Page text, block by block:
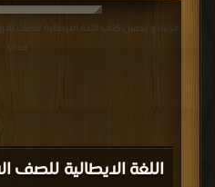
اللغة الايطالية للصف
مجانا